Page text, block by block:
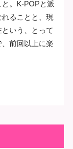
。K-POPと派
ることと、現
いう、とって
前回以上に楽